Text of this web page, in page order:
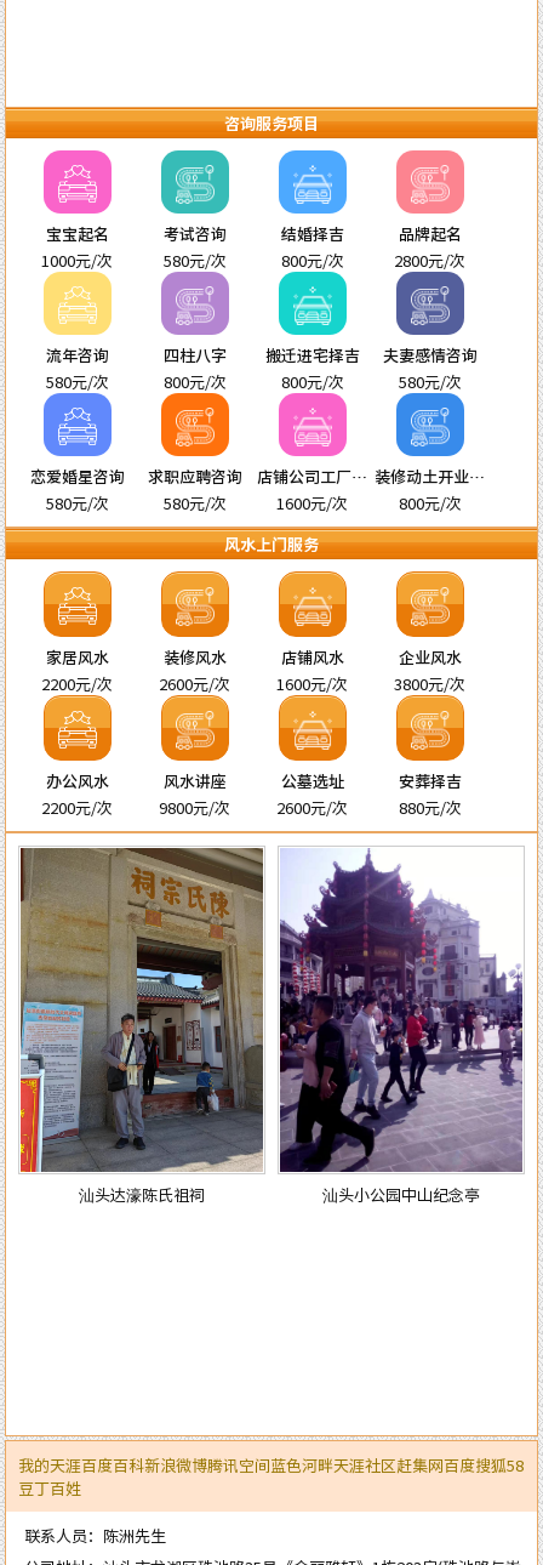
咨询服务项目
宝宝起名
1000元/次
考试咨询
580元/次
结婚择吉
800元/次
品牌起名
2800元/次
流年咨询
580元/次
四柱八字
800元/次
搬迁进宅择吉
800元/次
夫妻感情咨询
580元/次
恋爱婚星咨询
580元/次
求职应聘咨询
580元/次
店铺公司工厂起
名
1600元/次
装修动土开业进
宅择吉
800元/次
风水上门服务
家居风水
2200元/次
装修风水
2600元/次
店铺风水
1600元/次
企业风水
3800元/次
办公风水
2200元/次
风水讲座
9800元/次
公墓选址
2600元/次
安葬择吉
880元/次
汕头达濠陈氏祖祠 汕头小公园中山纪念亭
我的天涯百度百科新浪微博腾讯空间蓝色河畔天涯社区赶集网百度搜狐58
豆丁百姓
联系人员：陈洲先生